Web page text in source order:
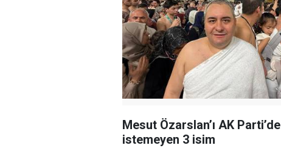
Mesut Özarslan’ı AK Parti’de
istemeyen 3 isim